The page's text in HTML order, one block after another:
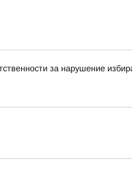
за нарушение